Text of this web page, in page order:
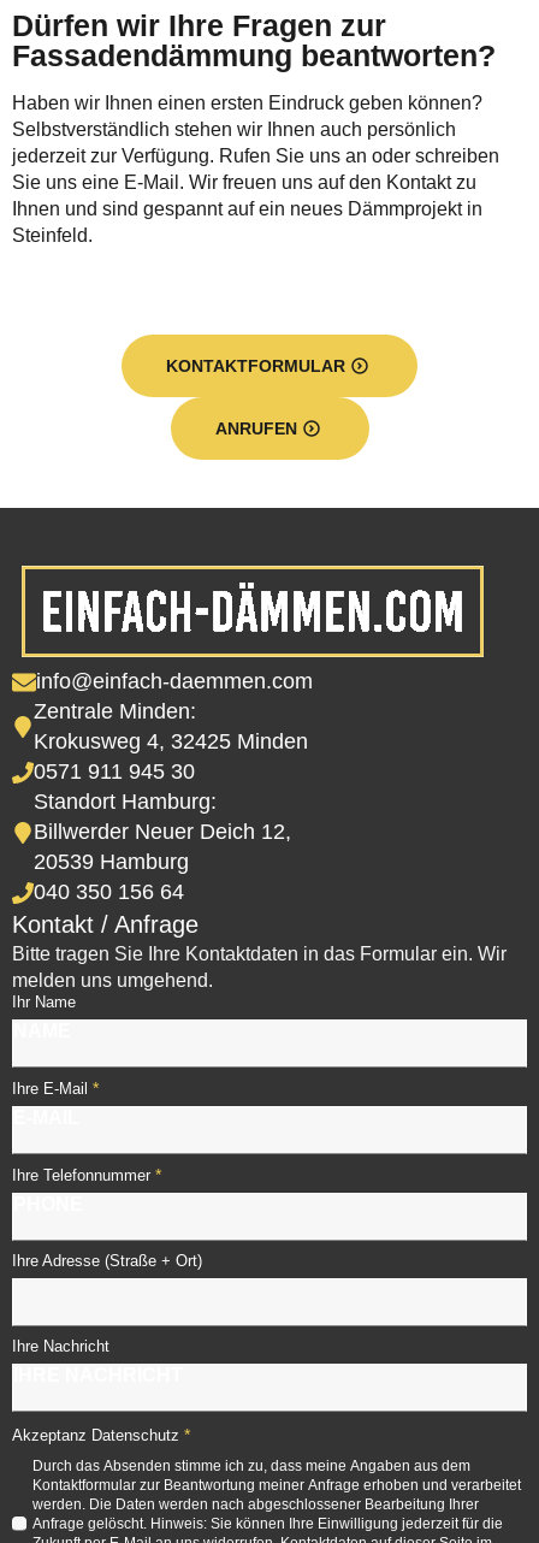
Dürfen wir Ihre Fragen zur
Fassadendämmung beantworten?
Haben wir Ihnen einen ersten Eindruck geben können?
Selbstverständlich stehen wir Ihnen auch persönlich
jederzeit zur Verfügung. Rufen Sie uns an oder schreiben
Sie uns eine E-Mail. Wir freuen uns auf den Kontakt zu
Ihnen und sind gespannt auf ein neues Dämmprojekt in
Steinfeld.
KONTAKTFORMULAR
ANRUFEN
info@einfach-daemmen.com
Zentrale Minden:
Krokusweg 4, 32425 Minden
0571 911 945 30
Standort Hamburg:
Billwerder Neuer Deich 12,
20539 Hamburg
040 350 156 64
Kontakt / Anfrage
Bitte tragen Sie Ihre Kontaktdaten in das Formular ein. Wir
melden uns umgehend.
Ihr Name
Ihre E-Mail *
Ihre Telefonnummer *
Ihre Adresse (Straße + Ort)
Ihre Nachricht
Akzeptanz Datenschutz *
Durch das Absenden stimme ich zu, dass meine Angaben aus dem
Kontaktformular zur Beantwortung meiner Anfrage erhoben und verarbeitet
werden. Die Daten werden nach abgeschlossener Bearbeitung Ihrer
Anfrage gelöscht. Hinweis: Sie können Ihre Einwilligung jederzeit für die